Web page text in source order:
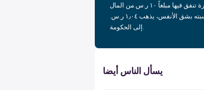
كل مرة تنفق فيها مبلغاً ‏١٠ ر.س.‏من المال
الذي كسبته بشق الأنفس، يذهب ‏١٫٠٤ ر.س.‏
إلى الحكومة.
يسأل الناس أيضا